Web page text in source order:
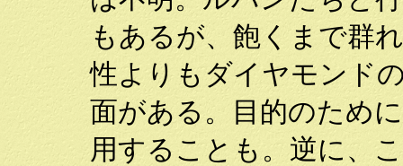
もあるが、飽くまで群
性よりもダイヤモンド
面がある。目的のため
用することも。逆に、